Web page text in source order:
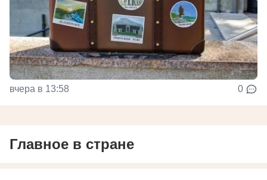
вчера в 13:58 0
Главное в стране